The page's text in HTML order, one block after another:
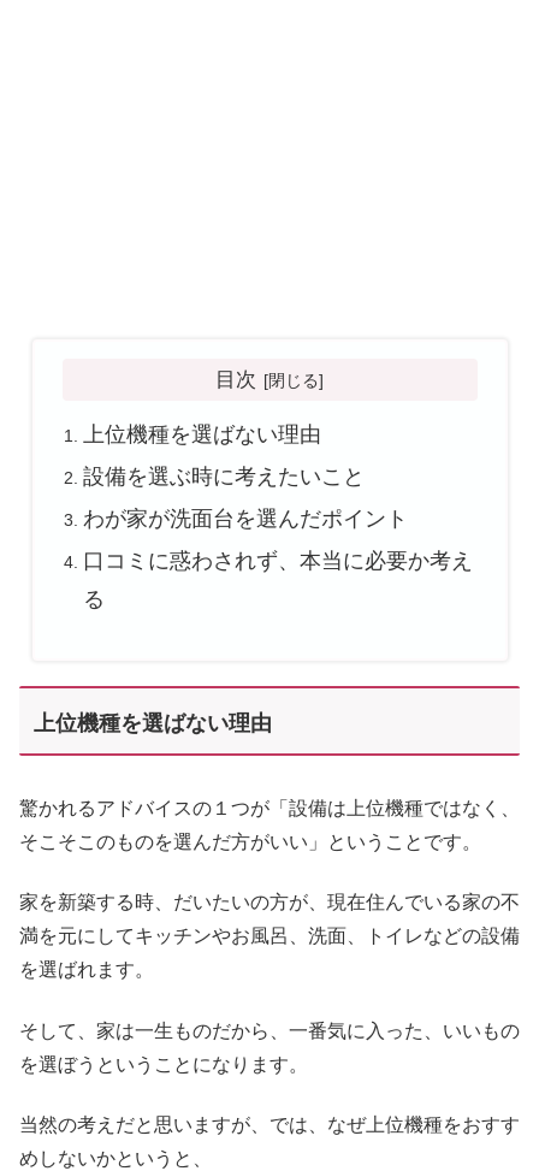
目次
上位機種を選ばない理由
設備を選ぶ時に考えたいこと
わが家が洗面台を選んだポイント
口コミに惑わされず、本当に必要か考え
る
上位機種を選ばない理由
驚かれるアドバイスの１つが「設備は上位機種ではなく、
そこそこのものを選んだ方がいい」ということです。
家を新築する時、だいたいの方が、現在住んでいる家の不
満を元にしてキッチンやお風呂、洗面、トイレなどの設備
を選ばれます。
そして、家は一生ものだから、一番気に入った、いいもの
を選ぼうということになります。
当然の考えだと思いますが、では、なぜ上位機種をおすす
めしないかというと、